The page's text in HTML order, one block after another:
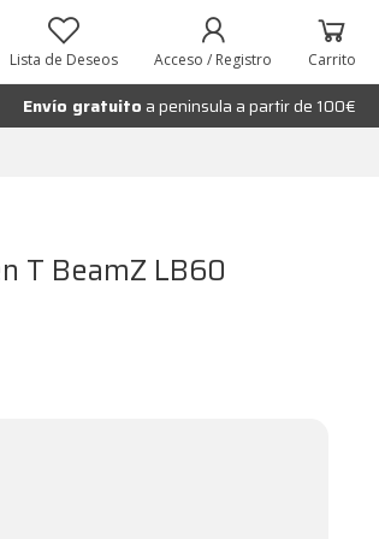
Lista de Deseos Acceso / Registro Carrito
Envío gratuito a peninsula a partir de 100€
T BeamZ LB60
Añadir al carrito